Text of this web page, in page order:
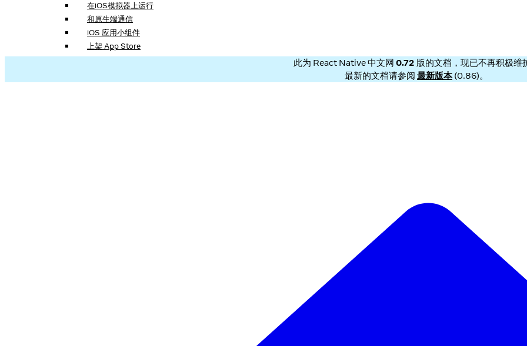
在iOS模拟器上运行
和原生端通信
iOS 应用小组件
上架 App Store
此为 React Native 中文网 0.72 版的文档，现已不再积极维
最新的文档请参阅 最新版本(0.86)。